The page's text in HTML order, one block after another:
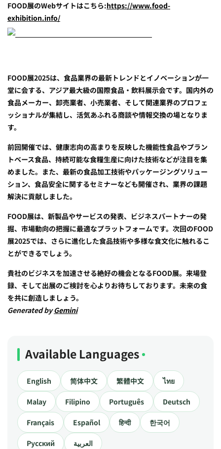
FOOD展のWebサイトはこちら:https://www.food-
exhibition.info/
FOOD展2025は、食品業界の最新トレンドとイノベーションが一
堂に会する、アジア最大級の国際食品・飲料展示会です。国内外の
食品メーカー、卸売業者、小売業者、そして関連業界のプロフェ
ッショナルが集結し、活気あふれる商談や情報交換の場となりま
す。
前回開催では、健康志向の高まりを反映した機能性食品やプラン
トベース食品、持続可能な食糧生産に向けた技術などが注目を集
めました。また、最新の食品加工技術やパッケージングソリュー
ション、食品安全に関するセミナーなども開催され、業界の課題
解決に貢献しました。
FOOD展は、新製品やサービスの発表、ビジネスパートナーの発
掘、市場動向の把握に最適なプラットフォームです。次回のFOOD
展2025では、さらに進化した食品技術や多様な食文化に触れるこ
とができるでしょう。
貴社のビジネスを加速させる絶好の機会となるFOOD展。来場登
録、そして出展のご検討を心よりお待ちしております。未来の食
を共に創造しましょう。
Generated byGemini
Available Languages
English 简体中文 繁體中文 ไทย
Malay Filipino Português Deutsch
Français Español हिन्दी 한국어
Русский العربية